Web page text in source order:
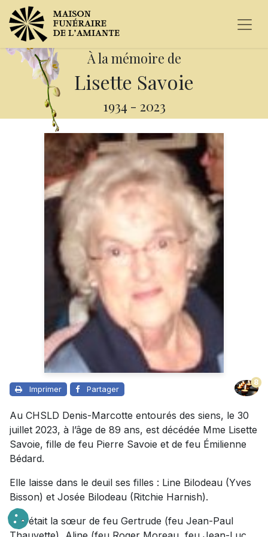
À la mémoire de
Lisette Savoie
1934 - 2023
Imprimer Partager
8
Au CHSLD Denis-Marcotte entourés des siens, le 30
juillet 2023, à l’âge de 89 ans, est décédée Mme Lisette
Savoie, fille de feu Pierre Savoie et de feu Émilienne
Bédard.
Elle laisse dans le deuil ses filles : Line Bilodeau (Yves
Bisson) et Josée Bilodeau (Ritchie Harnish).
Elle était la sœur de feu Gertrude (feu Jean-Paul